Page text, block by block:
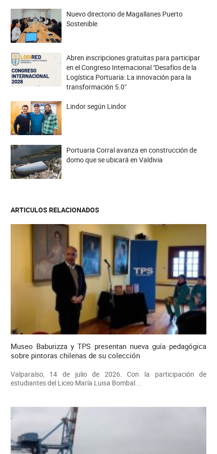
Nuevo directorio de Magallanes Puerto
Sostenible
Abren inscripciones gratuitas para participar
en el Congreso Internacional "Desafíos de la
Logística Portuaria: La innovación para la
transformación 5.0"
Lindor según Lindor
Portuaria Corral avanza en construcción de
domo que se ubicará en Valdivia
ARTICULOS RELACIONADOS
Museo Baburizza y TPS presentan nueva guía pedagógica
sobre pintoras chilenas de su colección
Valparaíso, 14 de julio de 2026. Con la participación de
estudiantes del Liceo María Luisa Bombal...